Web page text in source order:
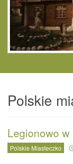
Polskie
Legionowo
Polskie Miasteczko